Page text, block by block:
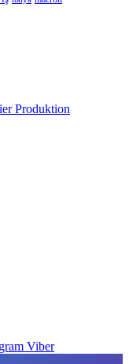
Produktion
Viber